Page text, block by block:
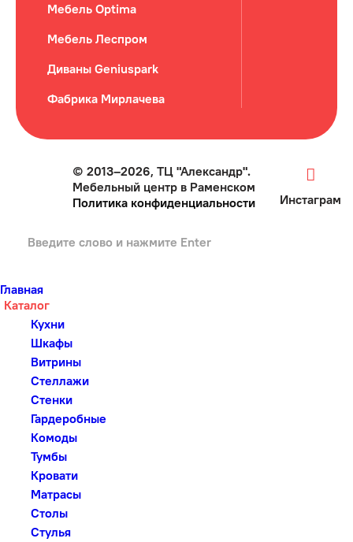
Мебель Optima
Мебель Леспром
Диваны Geniuspark
Фабрика Мирлачева
© 2013–2026, ТЦ "Александр".
Мебельный центр в Раменском
Политика конфиденциальности
Инстаграм
Главная
Каталог
Кухни
Шкафы
Витрины
Стеллажи
Стенки
Гардеробные
Комоды
Тумбы
Кровати
Матрасы
Столы
Стулья